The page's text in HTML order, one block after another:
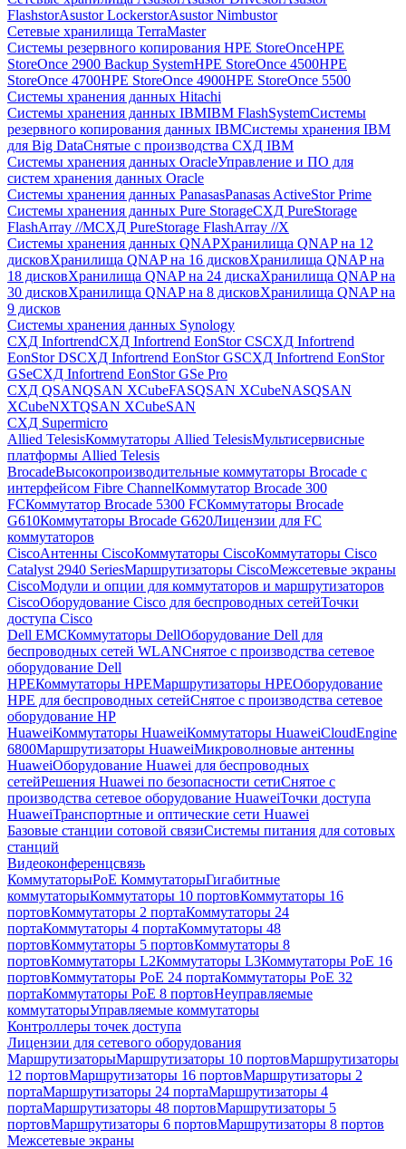
FlashstorAsustor LockerstorAsustor Nimbustor
Сетевые хранилища TerraMaster
Системы резервного копирования HPE StoreOnceHPE
StoreOnce 2900 Backup SystemHPE StoreOnce 4500HPE
StoreOnce 4700HPE StoreOnce 4900HPE StoreOnce 5500
Системы хранения данных Hitachi
Системы хранения данных IBMIBM FlashSystemСистемы
резервного копирования данных IBMСистемы хранения IBM
для Big DataСнятые с производства СХД IBM
Системы хранения данных OracleУправление и ПО для
систем хранения данных Oracle
Системы хранения данных PanasasPanasas ActiveStor Prime
Системы хранения данных Pure StorageСХД PureStorage
FlashArray //MСХД PureStorage FlashArray //X
Системы хранения данных QNAPХранилища QNAP на 12
дисковХранилища QNAP на 16 дисковХранилища QNAP на
18 дисковХранилища QNAP на 24 дискаХранилища QNAP на
30 дисковХранилища QNAP на 8 дисковХранилища QNAP на
9 дисков
Системы хранения данных Synology
СХД InfortrendСХД Infortrend EonStor CSСХД Infortrend
EonStor DSСХД Infortrend EonStor GSСХД Infortrend EonStor
GSeСХД Infortrend EonStor GSe Pro
СХД QSANQSAN XCubeFASQSAN XCubeNASQSAN
XCubeNXTQSAN XCubeSAN
СХД Supermicro
Allied TelesisКоммутаторы Allied TelesisМультисервисные
платформы Allied Telesis
BrocadeВысокопроизводительные коммутаторы Brocade с
интерфейсом Fibre ChannelКоммутатор Brocade 300
FCКоммутатор Brocade 5300 FCКоммутаторы Brocade
G610Коммутаторы Brocade G620Лицензии для FC
коммутаторов
CiscoАнтенны CiscoКоммутаторы CiscoКоммутаторы Cisco
Catalyst 2940 SeriesМаршрутизаторы CiscoМежсетевые экраны
CiscoМодули и опции для коммутаторов и маршрутизаторов
CiscoОборудование Cisco для беспроводных сетейТочки
доступа Cisco
Dell EMCКоммутаторы DellОборудование Dell для
беспроводных сетей WLANСнятое с производства сетевое
оборудование Dell
HPEКоммутаторы HPEМаршрутизаторы HPEОборудование
HPE для беспроводных сетейСнятое с производства сетевое
оборудование HP
HuaweiКоммутаторы HuaweiКоммутаторы HuaweiCloudEngine
6800Маршрутизаторы HuaweiМикроволновые антенны
HuaweiОборудование Huawei для беспроводных
сетейРешения Huawei по безопасности сетиСнятое с
производства сетевое оборудование HuaweiТочки доступа
HuaweiТранспортные и оптические сети Huawei
Базовые станции сотовой связиСистемы питания для сотовых
станций
Видеоконференцсвязь
КоммутаторыPoE КоммутаторыГигабитные
коммутаторыКоммутаторы 10 портовКоммутаторы 16
портовКоммутаторы 2 портаКоммутаторы 24
портаКоммутаторы 4 портаКоммутаторы 48
портовКоммутаторы 5 портовКоммутаторы 8
портовКоммутаторы L2Коммутаторы L3Коммутаторы PoE 16
портовКоммутаторы PoE 24 портаКоммутаторы PoE 32
портаКоммутаторы PoE 8 портовНеуправляемые
коммутаторыУправляемые коммутаторы
Контроллеры точек доступа
Лицензии для сетевого оборудования
МаршрутизаторыМаршрутизаторы 10 портовМаршрутизаторы
12 портовМаршрутизаторы 16 портовМаршрутизаторы 2
портаМаршрутизаторы 24 портаМаршрутизаторы 4
портаМаршрутизаторы 48 портовМаршрутизаторы 5
портовМаршрутизаторы 6 портовМаршрутизаторы 8 портов
Межсетевые экраны